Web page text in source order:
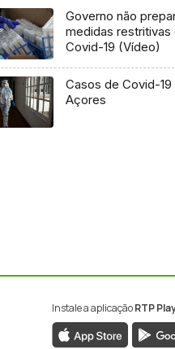
Governo não
medidas restritivas
Covid-19 (Vídeo)
Casos de Covid-
Açores
Instale a aplicaçãoRTP